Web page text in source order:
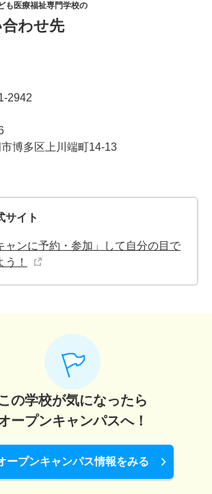
も医療福祉専門学校の
わせ先
2942
博多区上川端町14-13
サイト
ャンに予約・参加」して自分の目で
う！
の学校が気になったら
ープンキャンパスへ！
ープンキャンパス情報をみる